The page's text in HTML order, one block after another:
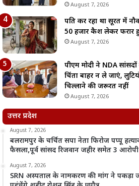
August 7, 2026
पति कर रहा था सूरत में
50 हजार कैश लेकर फरार
August 7, 2026
पीएम मोदी ने NDA
चिंता बाहर न ले जाएं,
चिल्लाने की जरूरत नहीं
August 7, 2026
उत्तर प्रदेश
August 7, 2026
बलरामपुर के चर्चित सपा नेता फिरोज पप्पू
फैसला,पूर्व सांसद रिजवान जहीर समेत 3
August 7, 2026
SRN अस्पताल के नामकरण की मांग ने पकड़ा